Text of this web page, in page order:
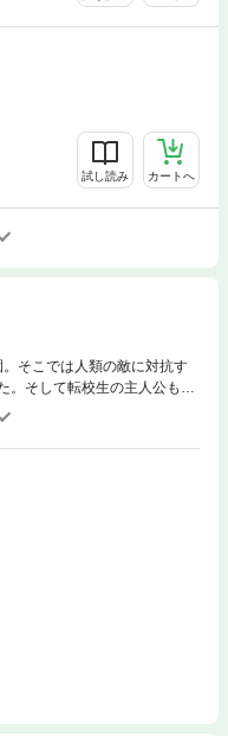
試し読み カートへ
。そこでは人類の敵に対抗す
そして転校生の主人公も同
る…。想像をことごとく裏切
Looseboy・Iori Furuya